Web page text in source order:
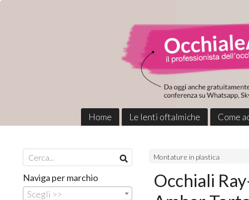
Home Le lenti oftalmiche Come
Montature in plastica
Occhiali
Naviga per marchio
Scegli >>